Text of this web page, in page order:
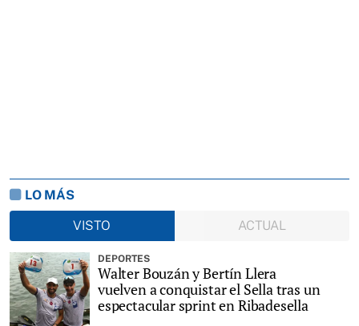
LO MÁS
VISTO
ACTUAL
DEPORTES
Walter Bouzán y Bertín Llera
vuelven a conquistar el Sella tras un
espectacular sprint en Ribadesella